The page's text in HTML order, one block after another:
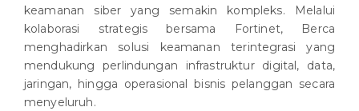
keamanan siber yang semakin kompleks. Melalui
kolaborasi strategis bersama Fortinet, Berca
menghadirkan solusi keamanan terintegrasi yang
mendukung perlindungan infrastruktur digital, data,
jaringan, hingga operasional bisnis pelanggan secara
menyeluruh.